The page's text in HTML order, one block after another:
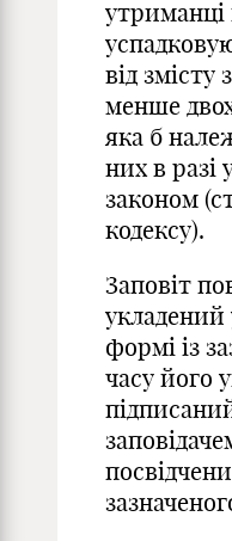
утриманці
від змісту
менше
яка б
них в разі
законом
кодексу).
Заповіт
укладений
формі із
часу його